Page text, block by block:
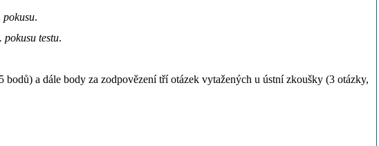
pokusu.
pokusu testu.
bodů) a dále body za zodpovězení tří otázek vytažených u ústní zkoušky (3 otázky,